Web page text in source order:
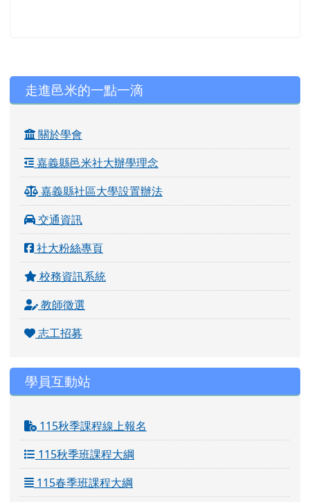
左邊區域內容
走進邑米的一點一滴
關於學會
嘉義縣邑米社大辦學理念
嘉義縣社區大學設置辦法
交通資訊
社大粉絲專頁
校務資訊系統
教師徵選
志工招募
學員互動站
115秋季課程線上報名
115秋季班課程大綱
115春季班課程大綱